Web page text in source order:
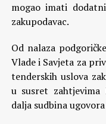
mogao imati
zakupodavac.
Od nalaza
Vlade i Savjeta za
tenderskih uslova
u susret zahtjevima
dalja sudbina